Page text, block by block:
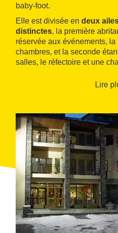
baby-foot.
Elle est divisée en deux
distinctes, la première
réservée aux événements,
chambres, et la seconde
salles, le réfectoire et une
pour utiliser des matériaux
Lire